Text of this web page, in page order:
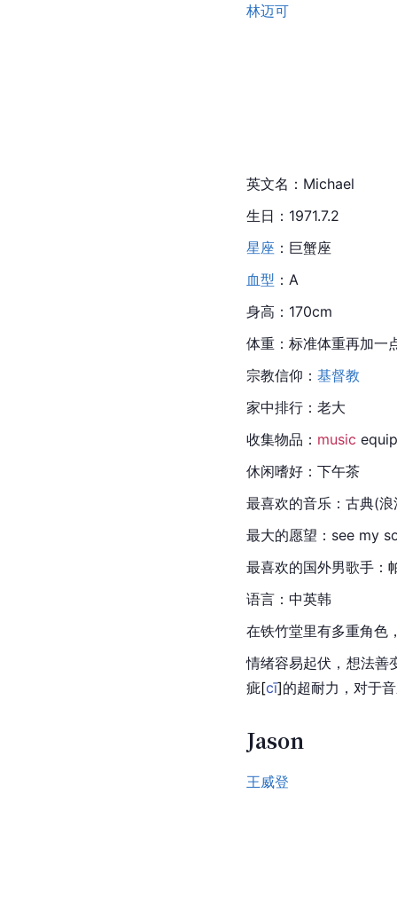
林迈可
英文名： Michael
生日：1971.7.2
星座 ： 巨蟹座
血型 ：A
身高：170cm
体重：标准体重再加一
宗教信仰： 基督教
家中排行：老大
收集物品： music
休闲嗜好：下午茶
最喜欢的音乐：古典(
最大的愿望：see my
最喜欢的国外男歌手：
语言：中英韩
在铁竹堂里有多重角色
情绪容易起伏，想法善
疵[cī]的超耐力，对于
Jason
王威登